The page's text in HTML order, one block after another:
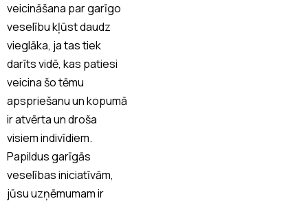
veicināšana par garīgo
veselību kļūst daudz
vieglāka, ja tas tiek
darīts vidē, kas patiesi
veicina šo tēmu
apspriešanu un kopumā
ir atvērta un droša
visiem indivīdiem.
Papildus garīgās
veselības iniciatīvām,
jūsu uzņēmumam ir